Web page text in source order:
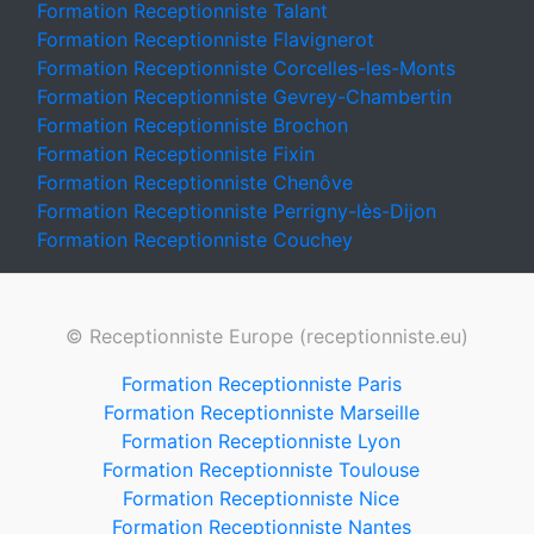
Formation Receptionniste Talant
Formation Receptionniste Flavignerot
Formation Receptionniste Corcelles-les-Monts
Formation Receptionniste Gevrey-Chambertin
Formation Receptionniste Brochon
Formation Receptionniste Fixin
Formation Receptionniste Chenôve
Formation Receptionniste Perrigny-lès-Dijon
Formation Receptionniste Couchey
© Receptionniste Europe (receptionniste.eu)
Formation Receptionniste Paris
Formation Receptionniste Marseille
Formation Receptionniste Lyon
Formation Receptionniste Toulouse
Formation Receptionniste Nice
Formation Receptionniste Nantes